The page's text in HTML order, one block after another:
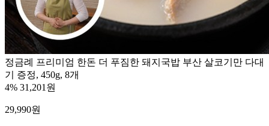
정금례 프리미엄 한돈 더 푸짐한 돼지국밥 부산 살코기만 다대
기 증정, 450g, 8개
4% 31,201원
29,990원